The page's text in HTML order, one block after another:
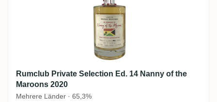
Rumclub Private Selection Ed. 14 Nanny of the
Maroons 2020
Mehrere Länder · 65,3%